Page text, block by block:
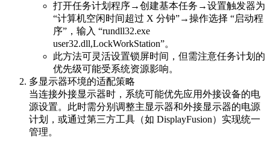
打开任务计划程序→创建基本任务→设置触发器为
“计算机空闲时间超过 X 分钟”→操作选择 “启动程
序”，输入 “rundll32.exe
user32.dll,LockWorkStation”。
此方法可灵活设置锁屏时间，但需注意任务计划的
优先级可能受系统资源影响。
多显示器环境的适配策略
当连接外接显示器时，系统可能优先应用外接设备的电
源设置。此时需分别调整主显示器和外接显示器的电源
计划，或通过第三方工具（如 DisplayFusion）实现统一
管理。